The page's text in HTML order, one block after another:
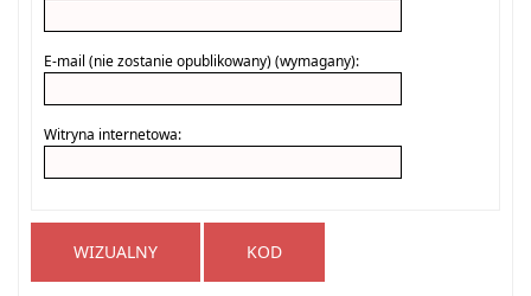
E-mail (nie zostanie opublikowany) (wymagany):
Witryna internetowa:
WIZUALNY KOD